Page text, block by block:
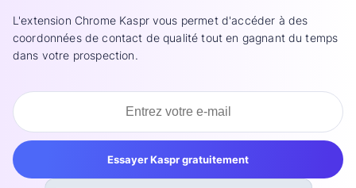
L'extension Chrome Kaspr vous permet d'accéder à des
coordonnées de contact de qualité tout en gagnant du temps
dans votre prospection.
Essayer Kaspr gratuitement